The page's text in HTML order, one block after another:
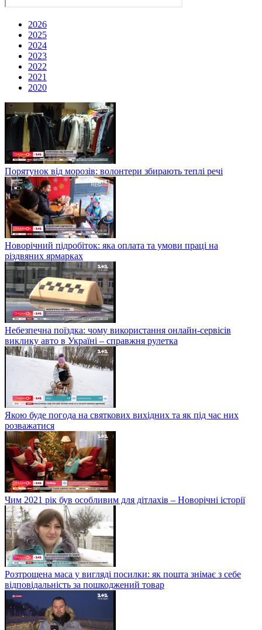
2026
2025
2024
2023
2022
2021
2020
Порятунок від морозів: волонтери збирають теплі речі
Новорічний підробіток: яка оплата та умови праці на
різдвяних ярмарках
Небезпечна поїздка: чому використання онлайн-сервісів
виклику авто в Україні – справжня рулетка
Якою буде погода на святкових вихідних та як під час них
розважатися
Чим 2021 рік був особливим для дітлахів – Новорічні історії
Розтрощена маса у вигляді посилки: як пошта знімає з себе
відповідальність за пошкоджений товар